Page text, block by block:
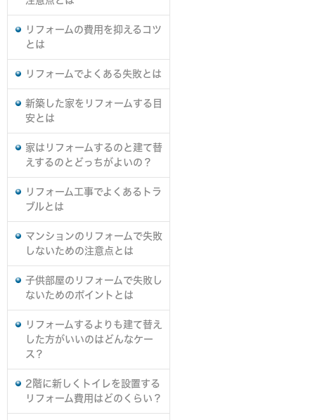
リフォームの費用を抑えるコツ
とは
リフォームでよくある失敗とは
新築した家をリフォームする目
安とは
家はリフォームするのと建て替
えするのとどっちがよいの？
リフォーム工事でよくあるトラ
ブルとは
マンションのリフォームで失敗
しないための注意点とは
子供部屋のリフォームで失敗し
ないためのポイントとは
リフォームするよりも建て替え
した方がいいのはどんなケー
ス？
2階に新しくトイレを設置する
リフォーム費用はどのくらい？